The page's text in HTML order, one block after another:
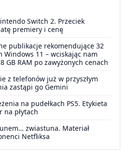
Switch 2. Przeciek
premiery i cenę
publikacje rekomendujące 32
Windows 11 – wciskając nam
GB RAM po zawyżonych cenach
z telefonów już w przyszłym
zastąpi go Gemini
na pudełkach PS5. Etykieta
na płytach
zwiastuna. Materiał
Netfliksa